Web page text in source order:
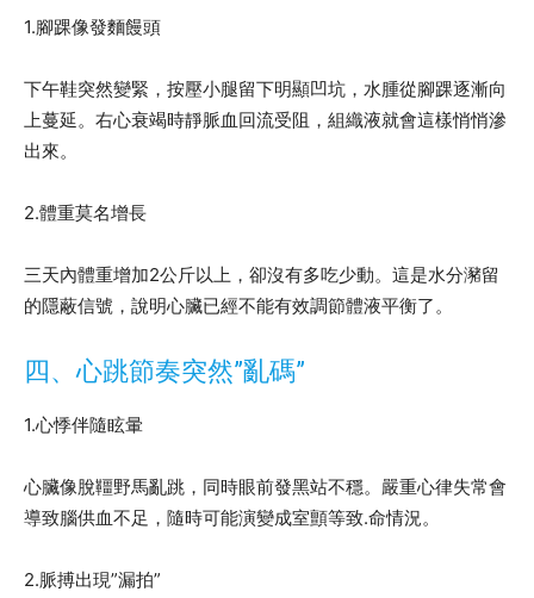
1.腳踝像發麵饅頭
下午鞋突然變緊，按壓小腿留下明顯凹坑，水腫從腳踝逐漸向
上蔓延。右心衰竭時靜脈血回流受阻，組織液就會這樣悄悄滲
出來。
2.體重莫名增長
三天內體重增加2公斤以上，卻沒有多吃少動。這是水分瀦留
的隱蔽信號，說明心臟已經不能有效調節體液平衡了。
四、心跳節奏突然”亂碼”
1.心悸伴隨眩暈
心臟像脫韁野馬亂跳，同時眼前發黑站不穩。嚴重心律失常會
導致腦供血不足，隨時可能演變成室顫等致.命情況。
2.脈搏出現”漏拍”